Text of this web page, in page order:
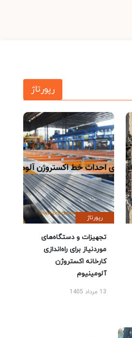
رپورتاژ
رپورتاژ
تجهیزات و دستگاه‌های
موردنیاز برای راه‌اندازی
کارخانه اکستروژن
آلومینیوم
13 مرداد 1405